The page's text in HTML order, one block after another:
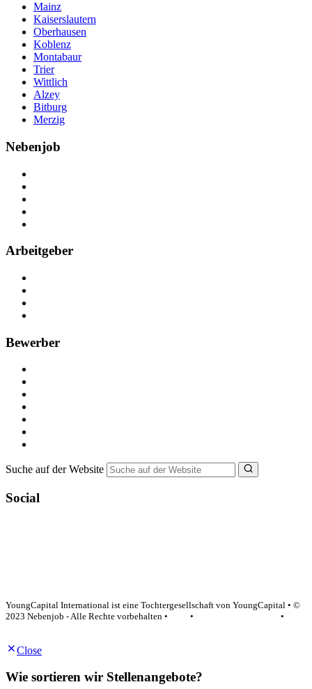
Mainz
Kaiserslautern
Oberhausen
Koblenz
Montabaur
Trier
Wittlich
Alzey
Bitburg
Merzig
Nebenjob
Arbeitgeber
Bewerber
Suche auf der Website
Social
YoungCapital International ist eine Tochtergesellschaft von YoungCapital • ©
2023 Nebenjob - Alle Rechte vorbehalten •
•
•
Close
Wie sortieren wir Stellenangebote?